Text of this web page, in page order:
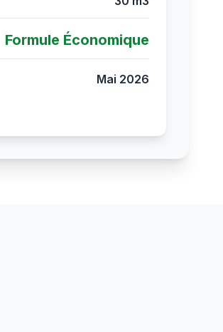
Formule Économique
Mai 2026